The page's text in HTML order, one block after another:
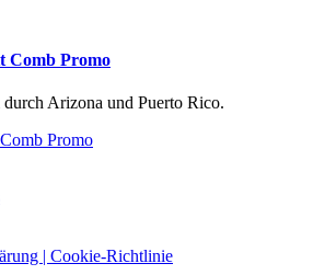
Comb Promo
Arizona und Puerto Rico.
Promo
| Cookie-Richtlinie